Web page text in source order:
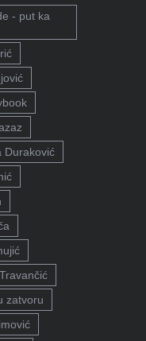
- put ka
Duraković
zatvoru